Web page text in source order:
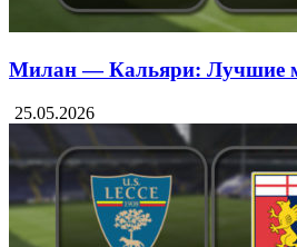
Милан — Кальяри: Лучшие
25.05.2026